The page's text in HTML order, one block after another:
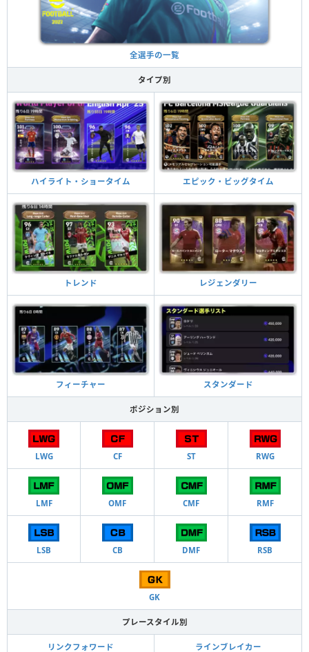
全選手の一覧
タイプ別
ハイライト・ショータイム エピック・ビッグタイム
トレンド レジェンダリー
フィーチャー スタンダード
ポジション別
LWG CF ST RWG
LMF OMF CMF RMF
LSB CB DMF RSB
GK
プレースタイル別
リンクフォワード ラインブレイカー